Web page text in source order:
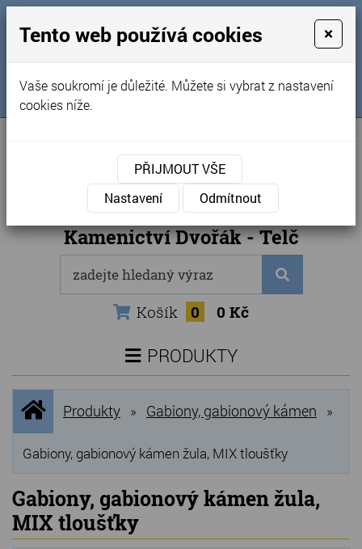
Obchodní podmínky
Kontakty
Naše kamenictví
Sledujte nás na FB
Internetový obchod
Kamenictví Dvořák - Telč
Košík 0 0 Kč
PRODUKTY
NOVINKY
NEJPRODÁVANĚJŠÍ
VÝPRODEJ
Produkty
Grilovací, pečící kameny
Úvodní
stránka
Produkty » Gabiony, gabionový kámen »
Gabiony, gabionový kámen žula, MIX tloušťky
Gabiony, gabionový kámen žula,
MIX tloušťky
Tento web používá cookies ×
Vaše soukromí je důležité. Můžete si vybrat z nastavení
cookies níže.
PŘIJMOUT VŠE
Nastavení
Odmítnout